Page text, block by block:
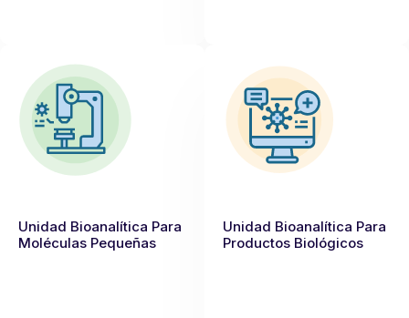
Unidad Bioanalítica Para
Moléculas Pequeñas
Unidad Bioanalítica Para
Productos Biológicos